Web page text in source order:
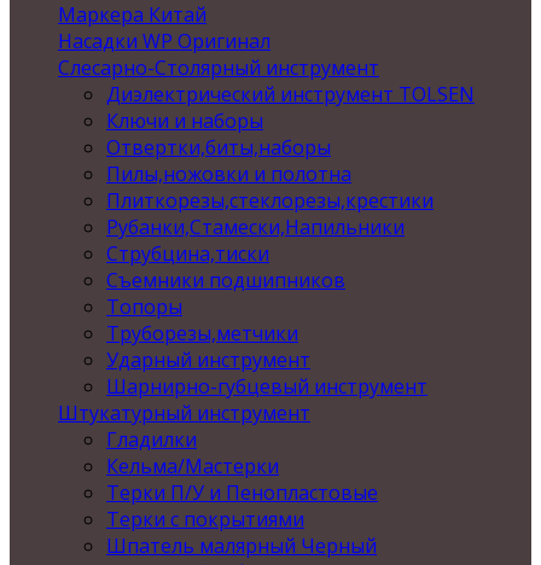
Маркера Китай
Насадки WP Оригинал
Слесарно-Столярный инструмент
Диэлектрический инструмент TOLSEN
Ключи и наборы
Отвертки,биты,наборы
Пилы,ножовки и полотна
Плиткорезы,стеклорезы,крестики
Рубанки,Стамески,Напильники
Струбцина,тиски
Съемники подшипников
Топоры
Труборезы,метчики
Ударный инструмент
Шарнирно-губцевый инструмент
Штукатурный инструмент
Гладилки
Кельма/Мастерки
Терки П/У и Пенопластовые
Терки с покрытиями
Шпатель малярный Черный